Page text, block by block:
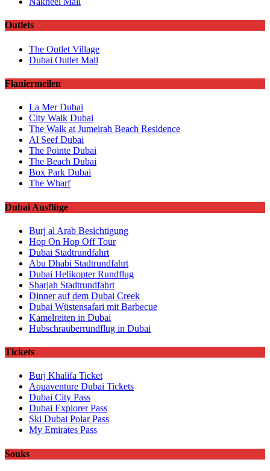
Outlets
The Outlet Village
Dubai Outlet Mall
Flaniermeilen
La Mer Dubai
City Walk Dubai
The Walk at Jumeirah Beach Residence
Al Seef Dubai
The Pointe Dubai
The Beach Dubai
Box Park Dubai
The Wharf
Dubai Ausflüge
Burj al Arab Besichtigung
Hop On Hop Off Tour
Dubai Stadtrundfahrt
Abu Dhabi Stadtrundfahrt
Dubai Helikopter Rundflug
Sharjah Stadtrundfahrt
Dinner auf dem Dubai Creek
Dubai Wüstensafari mit Barbecue
Kamelreiten in Dubai
Hubschrauberrundflug in Dubai
Tickets
Burj Khalifa Ticket
Aquaventure Dubai Tickets
Dubai City Pass
Dubai Explorer Pass
Ski Dubai Polar Pass
My Emirates Pass
Souks